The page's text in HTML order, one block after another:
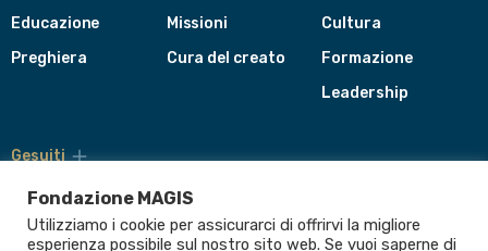
Educazione
Preghiera
Missioni
Cura del creato
Cultura
Formazione
Leadership
Gesuiti
di
navigazione
del
footer
Compagnia di Gesù
Fondazione MAGIS
Utilizziamo i cookie per assicurarci di offrirvi la migliore
esperienza possibile sul nostro sito web. Se vuoi saperne di